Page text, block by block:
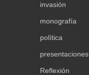
invasión
monografía
política
presentaciones
Reflexión